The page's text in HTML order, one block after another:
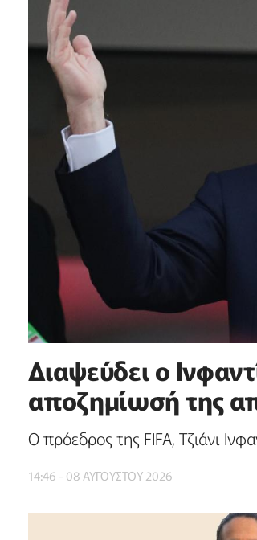
Διαψεύδει ο
αποζημίωσή της
Ο πρόεδρος της FIFA, Τζιάνι
14:46 - 08 ΑΥΓΟΥΣΤΟΥ 2026